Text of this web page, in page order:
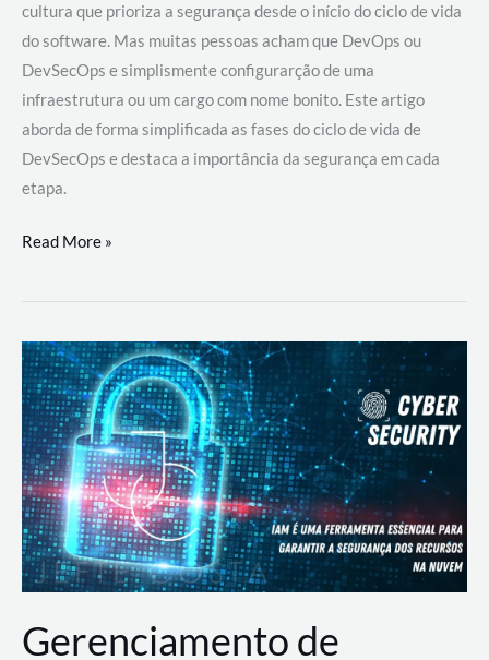
cultura que prioriza a segurança desde o início do ciclo de vida
do software. Mas muitas pessoas acham que DevOps ou
DevSecOps e simplismente configurarção de uma
infraestrutura ou um cargo com nome bonito. Este artigo
aborda de forma simplificada as fases do ciclo de vida de
DevSecOps e destaca a importância da segurança em cada
etapa.
DevSecOps
Prática:
Desenvolvimento,
Segurança
e
Operações
Read More »
Gerenciamento de